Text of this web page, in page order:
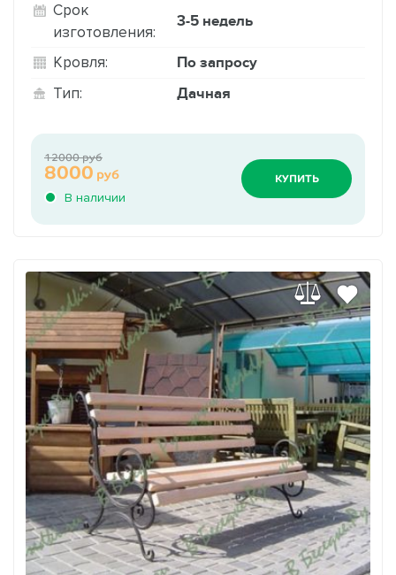
Срок
изготовления:
3-5 недель
Кровля: По запросу
Тип: Дачная
В наличии
8000 руб
12000 руб
КУПИТЬ